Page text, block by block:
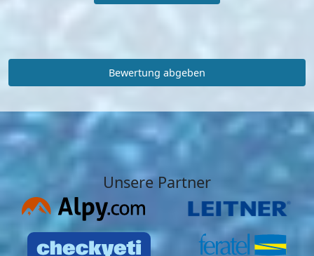
Bewertung abgeben
Unsere Partner